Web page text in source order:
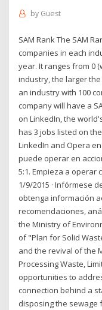
by Guest
SAM Rank The SAM
companies in each
year. It ranges from 0
industry, the larger the
an industry with 100
company will have a
on LinkedIn, the
has 3 jobs listed on
LinkedIn and Opera
puede operar en
5:1. Empieza a operar
1/9/2015 · Infórmese
obtenga información
recomendaciones,
the Ministry of
of "Plan for Solid
and the revival of the
Processing Waste,
opportunities to
connection behind a
disposing the sewage